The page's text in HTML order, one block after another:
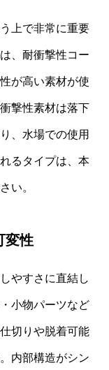
上で非常に重要
、耐衝撃性コー
が高い素材が使
撃性素材は落下
、水場での使用
るタイプは、本
い。
変性
やすさに直結し
小物パーツなど
切りや脱着可能
内部構造がシン